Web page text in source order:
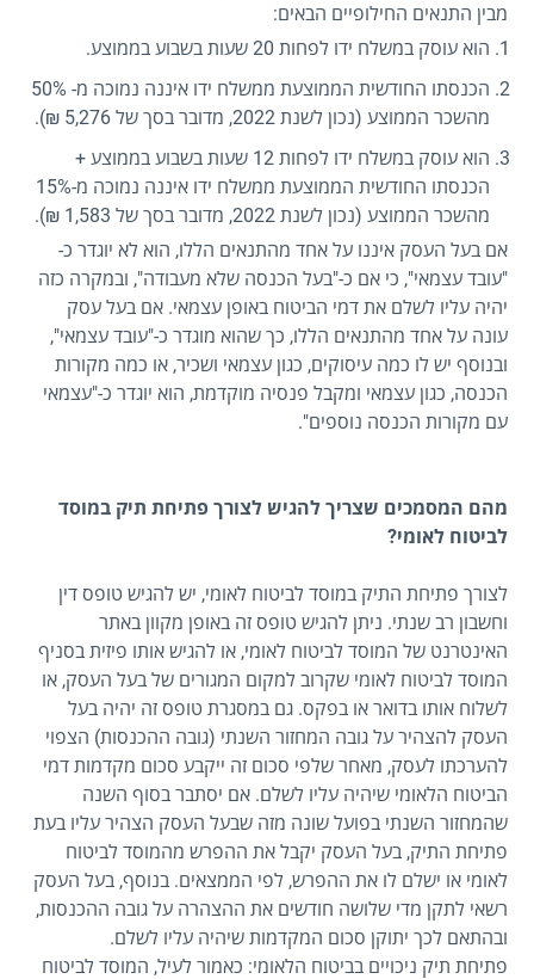
מבין התנאים החילופיים הבאים:
הוא עוסק במשלח ידו לפחות 20 שעות בשבוע בממוצע.
הכנסתו החודשית הממוצעת ממשלח ידו איננה נמוכה מ- 50%
מהשכר הממוצע (נכון לשנת 2022, מדובר בסך של 5,276 ₪).
הוא עוסק במשלח ידו לפחות 12 שעות בשבוע בממוצע +
הכנסתו החודשית הממוצעת ממשלח ידו איננה נמוכה מ-15%
מהשכר הממוצע (נכון לשנת 2022, מדובר בסך של 1,583 ₪).
אם בעל העסק איננו על אחד מהתנאים הללו, הוא לא יוגדר כ-
"עובד עצמאי", כי אם כ-"בעל הכנסה שלא מעבודה", ובמקרה כזה
יהיה עליו לשלם את דמי הביטוח באופן עצמאי. אם בעל עסק
עונה על אחד מהתנאים הללו, כך שהוא מוגדר כ-"עובד עצמאי",
ובנוסף יש לו כמה עיסוקים, כגון עצמאי ושכיר, או כמה מקורות
הכנסה, כגון עצמאי ומקבל פנסיה מוקדמת, הוא יוגדר כ-"עצמאי
עם מקורות הכנסה נוספים".
מהם המסמכים שצריך להגיש לצורך פתיחת תיק במוסד
לביטוח לאומי?
לצורך פתיחת התיק במוסד לביטוח לאומי, יש להגיש טופס דין
וחשבון רב שנתי. ניתן להגיש טופס זה באופן מקוון באתר
האינטרנט של המוסד לביטוח לאומי, או להגיש אותו פיזית בסניף
המוסד לביטוח לאומי שקרוב למקום המגורים של בעל העסק, או
לשלוח אותו בדואר או בפקס. גם במסגרת טופס זה יהיה בעל
העסק להצהיר על גובה המחזור השנתי (גובה ההכנסות) הצפוי
להערכתו לעסק, מאחר שלפי סכום זה ייקבע סכום מקדמות דמי
הביטוח הלאומי שיהיה עליו לשלם. אם יסתבר בסוף השנה
שהמחזור השנתי בפועל שונה מזה שבעל העסק הצהיר עליו בעת
פתיחת התיק, בעל העסק יקבל את ההפרש מהמוסד לביטוח
לאומי או ישלם לו את ההפרש, לפי הממצאים. בנוסף, בעל העסק
רשאי לתקן מדי שלושה חודשים את ההצהרה על גובה ההכנסות,
ובהתאם לכך יתוקן סכום המקדמות שיהיה עליו לשלם.
פתיחת תיק ניכויים בביטוח הלאומי: כאמור לעיל, המוסד לביטוח